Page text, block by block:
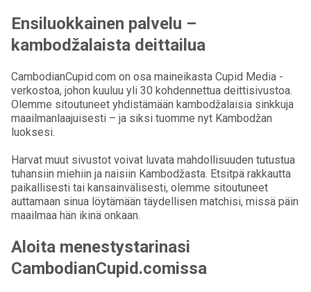
Ensiluokkainen palvelu –
kambodžalaista deittailua
CambodianCupid.com on osa maineikasta Cupid Media -
verkostoa, johon kuuluu yli 30 kohdennettua deittisivustoa.
Olemme sitoutuneet yhdistämään kambodžalaisia sinkkuja
maailmanlaajuisesti – ja siksi tuomme nyt Kambodžan
luoksesi.
Harvat muut sivustot voivat luvata mahdollisuuden tutustua
tuhansiin miehiin ja naisiin Kambodžasta. Etsitpä rakkautta
paikallisesti tai kansainvälisesti, olemme sitoutuneet
auttamaan sinua löytämään täydellisen matchisi, missä päin
maailmaa hän ikinä onkaan.
Aloita menestystarinasi
CambodianCupid.comissa